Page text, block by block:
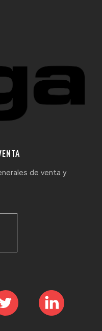
de venta y